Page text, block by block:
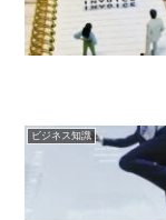
ビジネス知識